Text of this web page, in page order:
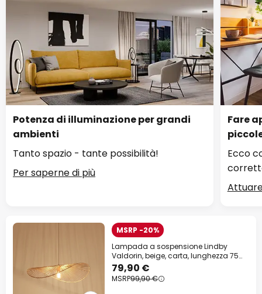
Potenza di illuminazione per grandi
ambienti
Tanto spazio - tante possibilità!
Per saperne di più
Fare
Ecco
MSRP -20%
Lampada a sospensione Lindby
Valdorin, beige, carta, lunghezza 75
cm
79,90 €
MSRP99,90 €